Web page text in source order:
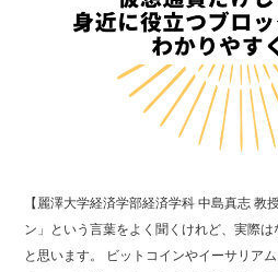
【麗澤大学経済学部経済学科 中島真志 教
ン」という言葉をよく聞くけれど、実際
と思います。 ビットコインやイーサリア